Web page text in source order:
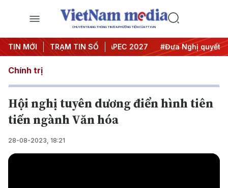
CHUYÊN TRANG THÔNG TIN ĐA PHƯƠNG TIỆN CỦA TTXVN
TIN MỚI TRẠM TIN SỐ
nghị Trung ương 3 #APEC 2027 #Đưa Nghị quyết
Chính trị
Hội nghị tuyên dương điển hình tiên
tiến ngành Văn hóa
28-08-2023, 18:21